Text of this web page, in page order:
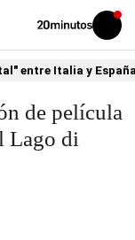
Volver
Iniciar
sesión
entre Italia y
de película
Lago di